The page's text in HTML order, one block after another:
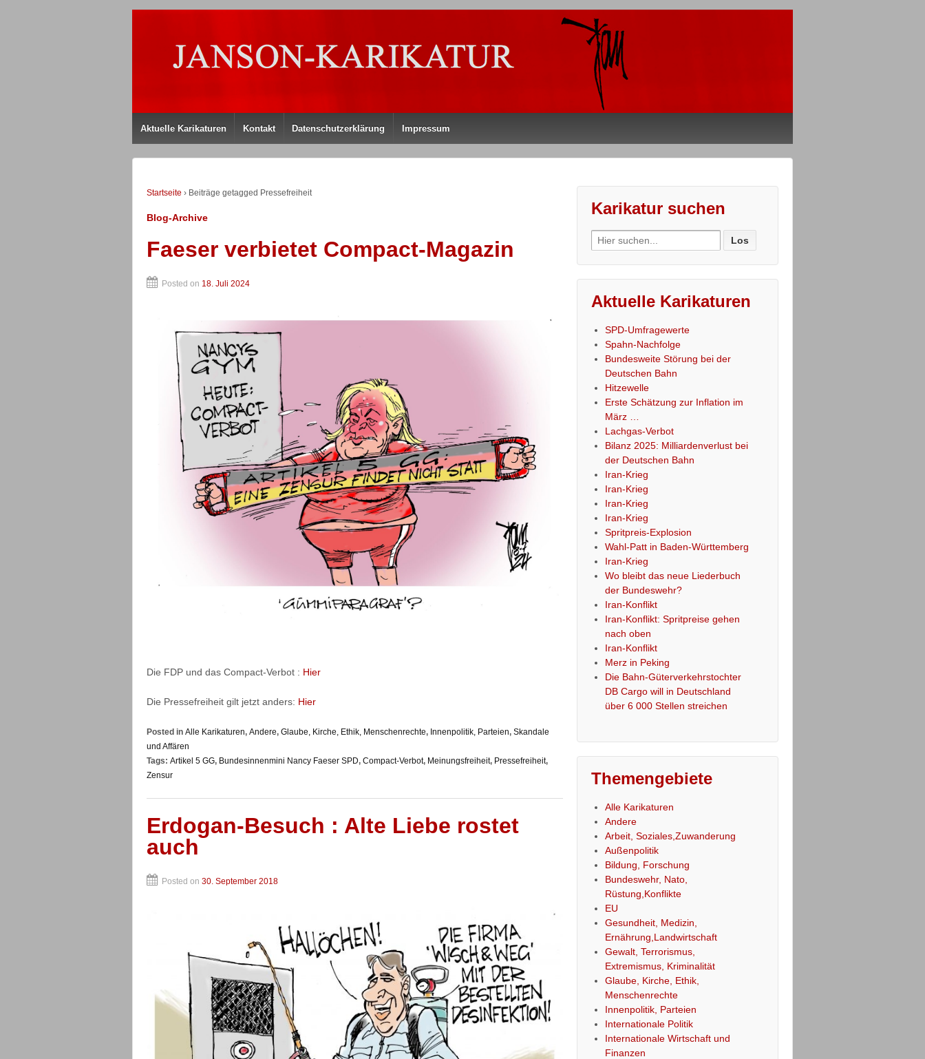
Aktuelle Karikaturen Kontakt Datenschutzerklärung Impressum
Startseite › Beiträge getagged Pressefreiheit
Blog-Archive
Faeser verbietet Compact-Magazin
Posted on 18. Juli 2024
Die FDP und das Compact-Verbot : Hier
Die Pressefreiheit gilt jetzt anders: Hier
Posted in Alle Karikaturen, Andere, Glaube, Kirche, Ethik, Menschenrechte, Innenpolitik, Parteien, Skandale
und Affären
Tags: Artikel 5 GG, Bundesinnenmini Nancy Faeser SPD, Compact-Verbot, Meinungsfreiheit, Pressefreiheit,
Zensur
Erdogan-Besuch : Alte Liebe rostet
auch
Posted on 30. September 2018
Karikatur suchen
Search
for:
Aktuelle Karikaturen
SPD-Umfragewerte
Spahn-Nachfolge
Bundesweite Störung bei der
Deutschen Bahn
Hitzewelle
Erste Schätzung zur Inflation im
März …
Lachgas-Verbot
Bilanz 2025: Milliardenverlust bei
der Deutschen Bahn
Iran-Krieg
Iran-Krieg
Iran-Krieg
Iran-Krieg
Spritpreis-Explosion
Wahl-Patt in Baden-Württemberg
Iran-Krieg
Wo bleibt das neue Liederbuch
der Bundeswehr?
Iran-Konflikt
Iran-Konflikt: Spritpreise gehen
nach oben
Iran-Konflikt
Merz in Peking
Die Bahn-Güterverkehrstochter
DB Cargo will in Deutschland
über 6 000 Stellen streichen
Themengebiete
Alle Karikaturen
Andere
Arbeit, Soziales,Zuwanderung
Außenpolitik
Bildung, Forschung
Bundeswehr, Nato,
Rüstung,Konflikte
EU
Gesundheit, Medizin,
Ernährung,Landwirtschaft
Gewalt, Terrorismus,
Extremismus, Kriminalität
Glaube, Kirche, Ethik,
Menschenrechte
Innenpolitik, Parteien
Internationale Politik
Internationale Wirtschaft und
Finanzen